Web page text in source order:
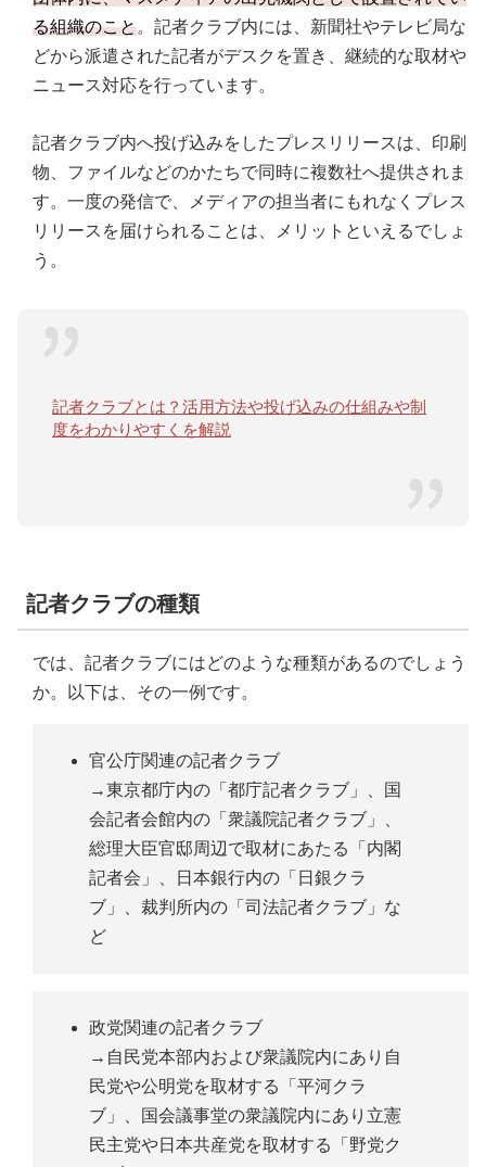
る組織のこと。記者クラブ内には、新聞社やテレビ局な
どから派遣された記者がデスクを置き、継続的な取材や
ニュース対応を行っています。
記者クラブ内へ投げ込みをしたプレスリリースは、印刷
物、ファイルなどのかたちで同時に複数社へ提供されま
す。一度の発信で、メディアの担当者にもれなくプレス
リリースを届けられることは、メリットといえるでしょ
う。
記者クラブとは？活用方法や投げ込みの仕組みや制
度をわかりやすくを解説
記者クラブの種類
では、記者クラブにはどのような種類があるのでしょう
か。以下は、その一例です。
官公庁関連の記者クラブ
→東京都庁内の「都庁記者クラブ」、国
会記者会館内の「衆議院記者クラブ」、
総理大臣官邸周辺で取材にあたる「内閣
記者会」、日本銀行内の「日銀クラ
ブ」、裁判所内の「司法記者クラブ」な
ど
政党関連の記者クラブ
→自民党本部内および衆議院内にあり自
民党や公明党を取材する「平河クラ
ブ」、国会議事堂の衆議院内にあり立憲
民主党や日本共産党を取材する「野党ク